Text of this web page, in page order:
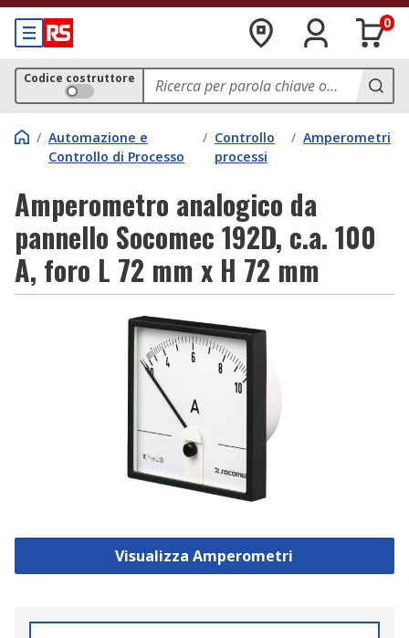
0
Codice costruttore
/ Automazione e
Controllo di Processo
/ Controllo
processi
/ Amperometri
Amperometro analogico da
pannello Socomec 192D, c.a. 100
A, foro L 72 mm x H 72 mm
Visualizza Amperometri